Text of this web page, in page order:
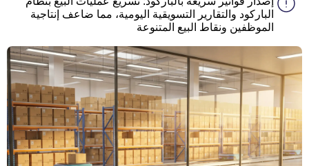
الباركود والتقارير التسويقية اليومية، مما ضاعف إنتاجية
الموظفين ونقاط البيع المتنوعة